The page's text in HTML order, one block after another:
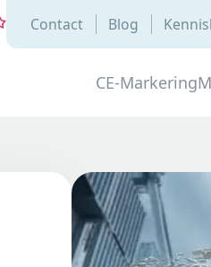
Contact Blog
CE-Markering